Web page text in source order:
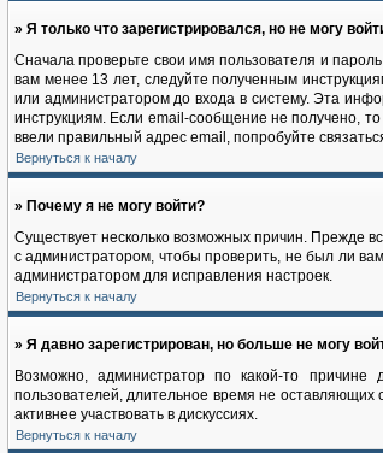
» Я только что зарегистрировался, но не могу
Сначала проверьте свои имя пользователя и
вам менее 13 лет, следуйте полученным
или администратором до входа в систему. Эта
инструкциям. Если email-сообщение не получено,
ввели правильный адрес email, попробуйте
Вернуться к началу
» Почему я не могу войти?
Существует несколько возможных причин. Прежде
с администратором, чтобы проверить, не был ли
администратором для исправления настроек.
Вернуться к началу
» Я давно зарегистрирован, но больше не могу
Возможно, администратор по какой-то
пользователей, длительное время не
активнее участвовать в дискуссиях.
Вернуться к началу